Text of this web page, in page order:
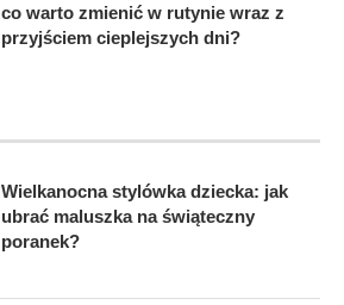
co warto zmienić w rutynie wraz z
przyjściem cieplejszych dni?
Wielkanocna stylówka dziecka: jak
ubrać maluszka na świąteczny
poranek?